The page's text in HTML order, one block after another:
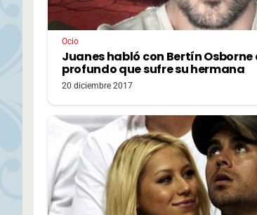
Ocio
Juanes habló con Bertín
profundo que sufre su hermana
20 diciembre 2017